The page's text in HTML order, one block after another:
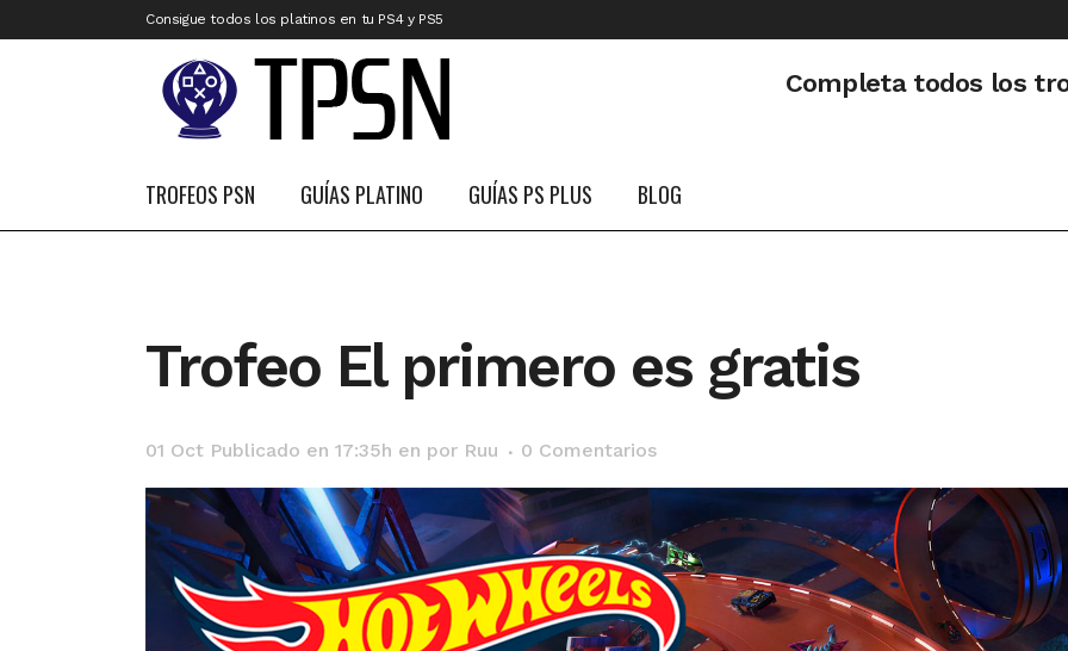
Consigue todos los platinos en tu PS4 y PS5
Completa todos los
TROFEOS PSN GUÍAS PLATINO GUÍAS PS PLUS BLOG
Trofeo El primero es gratis
01 Oct Publicado en 17:35h en por Ruu 0 Comentarios